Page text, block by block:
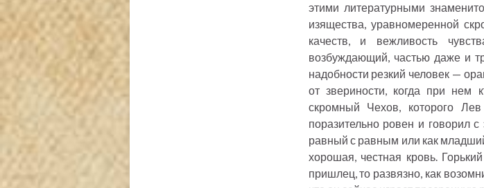
этими литературными
изящества, уравномеренной
качеств, и вежливость
возбуждающий, частью даже и
надобности резкий человек —
от звериности, когда при нем
скромный Чехов, которого
поразительно ровен и говорил
равный с равным или как
хорошая, честная кровь.
пришлец, то развязно, как